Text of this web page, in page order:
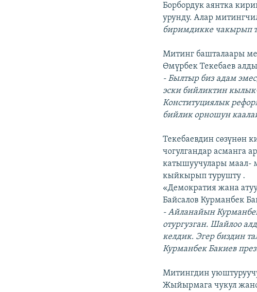
Борбордук аянтка
урунду. Алар
биримдикке чакырып
Митинг башталаары
Өмүрбек Текебаев
- Былтыр биз адам
эски бийликтин
Конституциялык
бийлик орношун
Текебаевдин сөзүнөн
чогулгандар асманга
катышуучулары маал-
кыйкырып турушту .
«Демократия жана
Байсалов Курманбек
- Айланайын
отургузган. Шайлоо
келдик. Эгер биздин
Курманбек Бакиев
Митингдин
Жыйырмага чукул